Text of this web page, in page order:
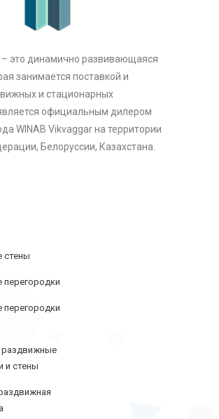
это динамично развивающаяся
занимается поставкой и
и стационарных
официальным дилером
WINAB Vikvaggar на территории
Белоруссии, Казахстана.
стены
раздвижные
и стены